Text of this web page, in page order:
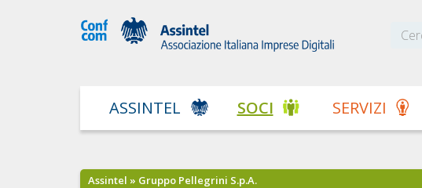
ASSINTEL SOCI SERVIZI
Assintel » Gruppo Pellegrini S.p.A.